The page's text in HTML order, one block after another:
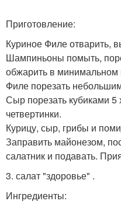
Приготовление:
Куриное Филе отварить,
Шампиньоны помыть,
обжарить в минимальном
Филе порезать
Сыр порезать кубиками
четвертинки.
Курицу, сыр, грибы и
Заправить майонезом,
салатник и подавать.
3. салат "здоровье" .
Ингредиенты: